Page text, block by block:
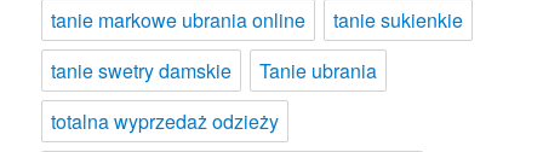
tanie markowe ubrania online
tanie sukienkie
tanie swetry damskie
Tanie ubrania
totalna wyprzedaż odzieży